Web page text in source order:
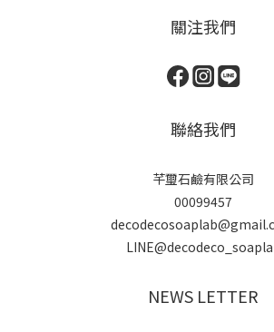
關注我們
聯絡我們
芊璽石鹼有限公司
00099457
NEWS LETTER